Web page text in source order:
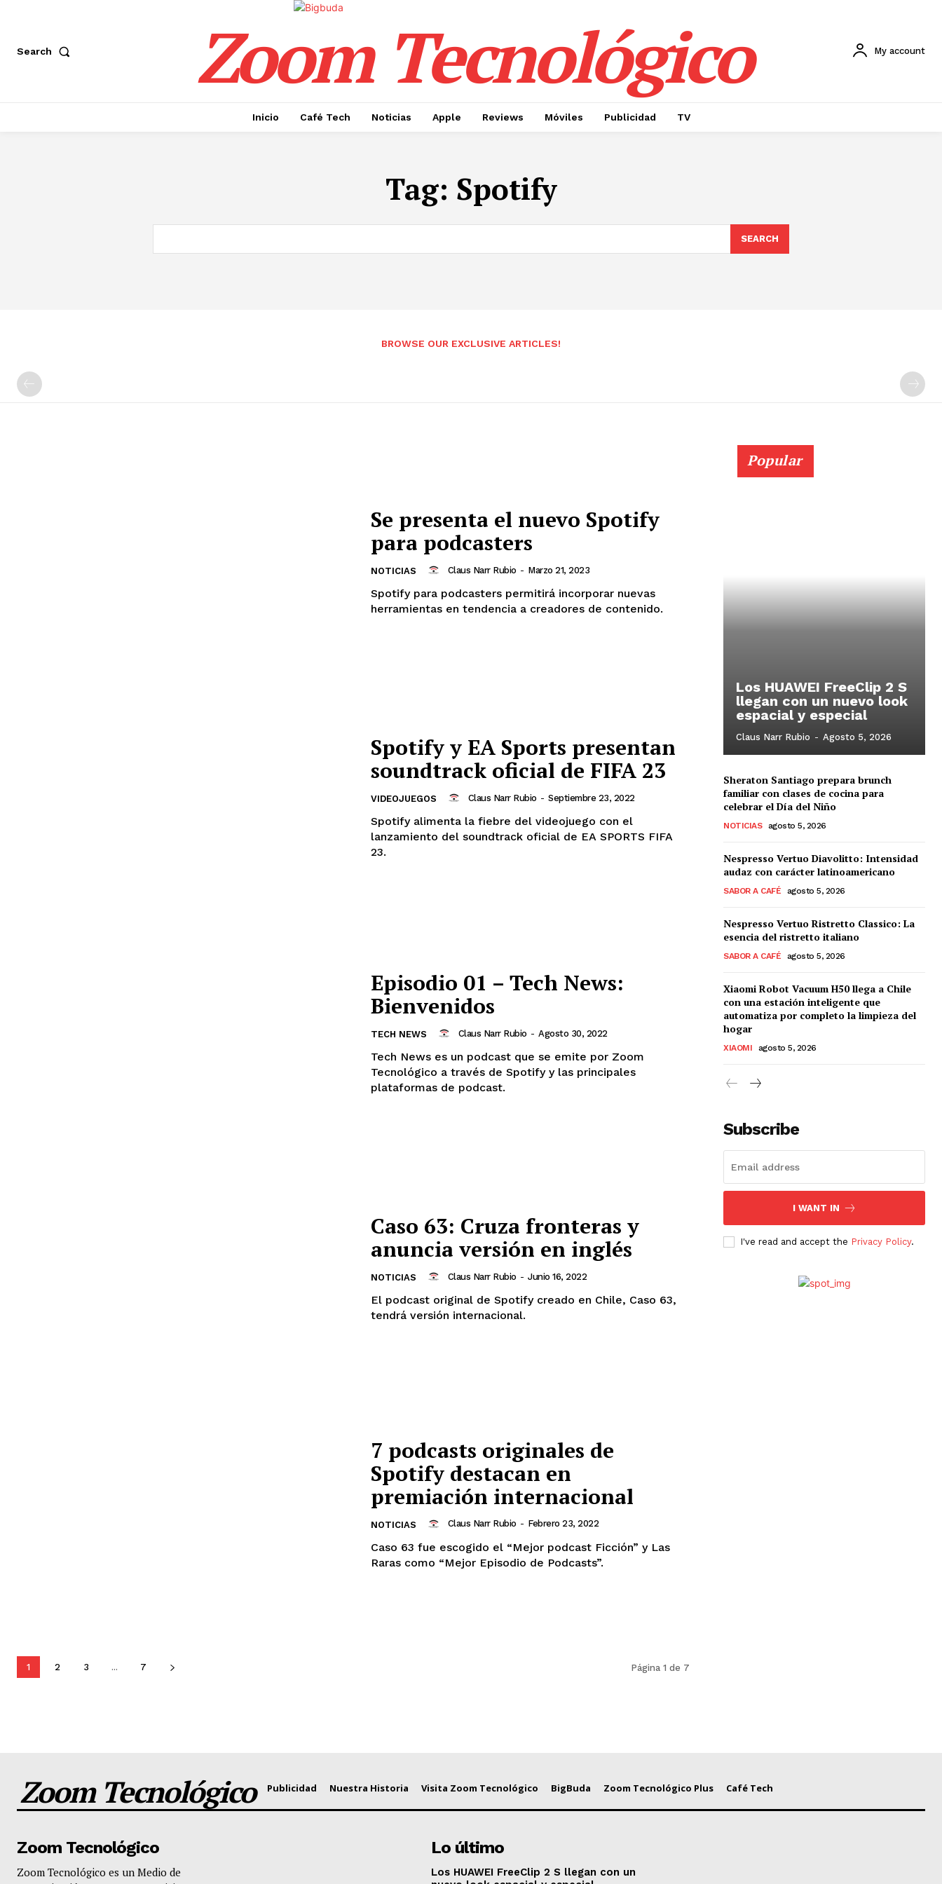
Search Zoom Tecnológico My account
Inicio Café Tech Noticias Apple Reviews Móviles Publicidad TV
Tag: Spotify
SEARCH
BROWSE OUR EXCLUSIVE ARTICLES!
Se presenta el nuevo Spotify
para podcasters
NOTICIAS Claus Narr Rubio - Marzo 21, 2023
Spotify para podcasters permitirá incorporar nuevas
herramientas en tendencia a creadores de contenido.
Spotify y EA Sports presentan
soundtrack oficial de FIFA 23
VIDEOJUEGOS Claus Narr Rubio - Septiembre 23, 2022
Spotify alimenta la fiebre del videojuego con el
lanzamiento del soundtrack oficial de EA SPORTS FIFA
23.
Episodio 01 – Tech News:
Bienvenidos
TECH NEWS Claus Narr Rubio - Agosto 30, 2022
Tech News es un podcast que se emite por Zoom
Tecnológico a través de Spotify y las principales
plataformas de podcast.
Caso 63: Cruza fronteras y
anuncia versión en inglés
NOTICIAS Claus Narr Rubio - Junio 16, 2022
El podcast original de Spotify creado en Chile, Caso 63,
tendrá versión internacional.
7 podcasts originales de
Spotify destacan en
premiación internacional
NOTICIAS Claus Narr Rubio - Febrero 23, 2022
Caso 63 fue escogido el “Mejor podcast Ficción” y Las
Raras como “Mejor Episodio de Podcasts”.
1 2 3 ... 7 Página 1 de 7
Popular
Los HUAWEI FreeClip 2 S
llegan con un nuevo look
espacial y especial
Claus Narr Rubio - Agosto 5, 2026
Sheraton Santiago prepara brunch
familiar con clases de cocina para
celebrar el Día del Niño
NOTICIAS agosto 5, 2026
Nespresso Vertuo Diavolitto: Intensidad
audaz con carácter latinoamericano
SABOR A CAFÉ agosto 5, 2026
Nespresso Vertuo Ristretto Classico: La
esencia del ristretto italiano
SABOR A CAFÉ agosto 5, 2026
Xiaomi Robot Vacuum H50 llega a Chile
con una estación inteligente que
automatiza por completo la limpieza del
hogar
XIAOMI agosto 5, 2026
Subscribe
I WANT IN
I've read and accept the Privacy Policy.
Zoom Tecnológico Publicidad Nuestra Historia Visita Zoom Tecnológico BigBuda Zoom Tecnológico Plus Café Tech
Zoom Tecnológico
Zoom Tecnológico es un Medio de
Lo último
Los HUAWEI FreeClip 2 S llegan con un